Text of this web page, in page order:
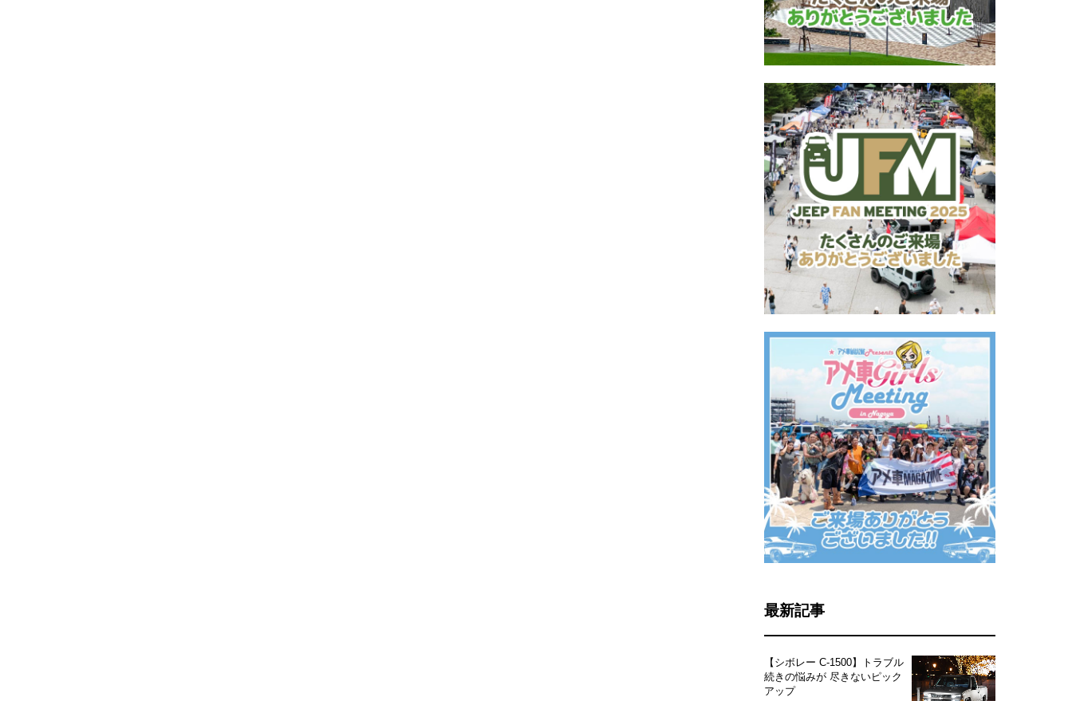
最新記事
【シボレー C-1500】トラブル
続きの悩みが 尽きないピック
アップ